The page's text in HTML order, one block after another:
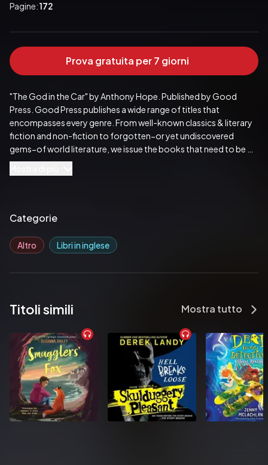
Pagine:172
Prova gratuita per 7 giorni
"The God in the Car" by Anthony Hope. Published by Good
Press. Good Press publishes a wide range of titles that
encompasses every genre. From well-known classics & literary
fiction and non-fiction to forgotten−or yet undiscovered
gems−of world literature, we issue the books that need to be
read. Each Good Press edition has been meticulously edited
and formatted to boost readability for all e-readers and
Pubblicato da:  Good Press
Categorie
Altro Libri in inglese
Titoli simili Mostra tutto